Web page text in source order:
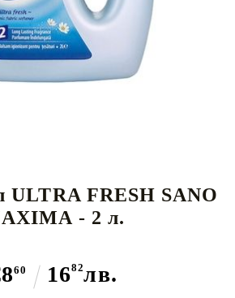
ULTRA FRESH SANO
- 2 л.
60 1682лв.